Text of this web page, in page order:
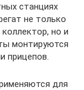
станциях
не только
но и
монтируются
прицепов.
для